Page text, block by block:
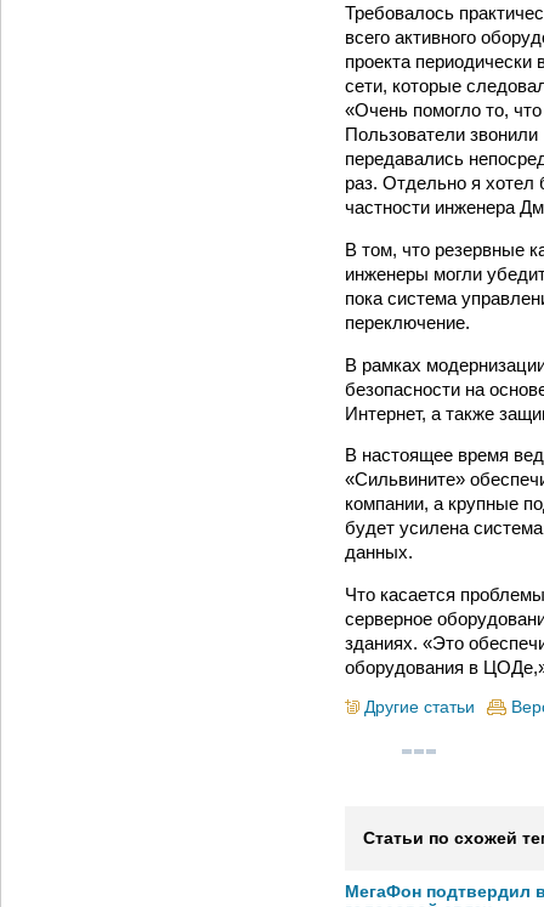
Требовалось
всего активного
проекта
сети, которые
«Очень помогло то,
Пользователи
передавались
раз. Отдельно я
частности инженера
В том, что резервные
инженеры могли
пока система
переключение.
В рамках
безопасности на
Интернет, а также
В настоящее время
«Сильвините»
компании, а крупные
будет усилена
данных.
Что касается
серверное
зданиях. «Это
оборудования в
Другие статьи
Статьи по схожей
МегаФон подтвердил